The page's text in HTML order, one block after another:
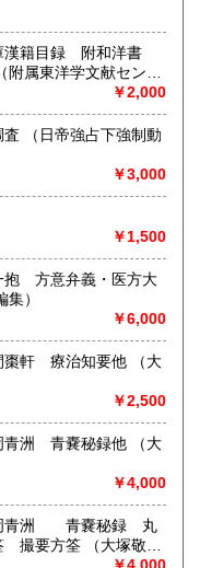
県 600円
県 600円
業期間】 2025年12
再開日】 2026年1月5
業期間中も、「日本の
ております。
。
古典籍、近代文献、
他）
漢籍目録 附和洋書
￥2,000
動
￥3,000
￥1,500
方意弁義・医方大
集）
￥6,000
療治知要他 （大
￥2,500
青嚢秘録他 （大
￥4,000
青洲 青嚢秘録 丸
筌 （大塚敬